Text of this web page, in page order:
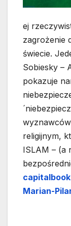
ej
zagrożenie
świecie.
Sobiesky –
pokazuje
religijnym,
ISLAM – (a
Marian-